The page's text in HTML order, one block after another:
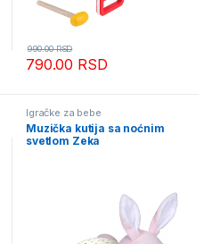
790.00 RSD
990.00RSD
Igračke za bebe
Muzička kutija sa noćnim
svetlom Zeka